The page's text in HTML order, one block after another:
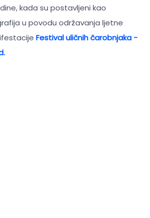
kada su postavljeni kao
u povodu održavanja ljetne
Festival uličnih čarobnjaka -